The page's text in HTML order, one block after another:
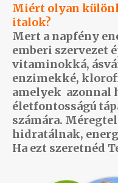
Miért olyan
italok?
Mert a napfény
emberi szervezet
vitaminokká,
enzimekké,
amelyek azonnal
életfontosságú
számára.
hidratálnak,
Ha ezt szeretnéd